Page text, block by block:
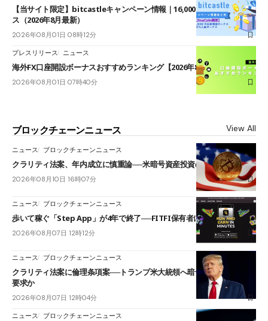
【当サイト限定】bitcastleキャンペーン情報｜16,000円口座開設ボーナ
ス（2026年8月最新）
2026年08月01日 08時12分
プレスリリース ニュース
海外FX口座開設ボーナスおすすめランキング【2026年8月最新】
2026年08月01日 07時40分
ブロックチェーンニュース View All
ニュース ブロックチェーンニュース
クラリティ法案、年内成立に慎重論──米暗号資産投資の海外流出懸念も
2026年08月10日 16時07分
ニュース ブロックチェーンニュース
歩いて稼ぐ「Step App」が4年で終了──FITFI保有者に対応呼びかけ
2026年08月07日 12時12分
ニュース ブロックチェーンニュース
クラリティ法案に倫理条項案──トランプ米大統領へ暗号資産事業の売却
要求か
2026年08月07日 12時04分
ニュース ブロックチェーンニュース